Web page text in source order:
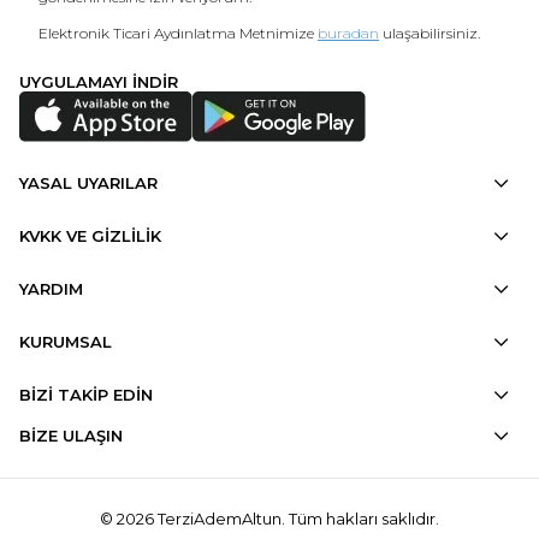
Elektronik Ticari Aydınlatma Metnimize buradan ulaşabilirsiniz.
UYGULAMAYI İNDİR
YASAL UYARILAR
KVKK VE GİZLİLİK
YARDIM
KURUMSAL
BİZİ TAKİP EDİN
BİZE ULAŞIN
© 2026 TerziAdemAltun. Tüm hakları saklıdır.